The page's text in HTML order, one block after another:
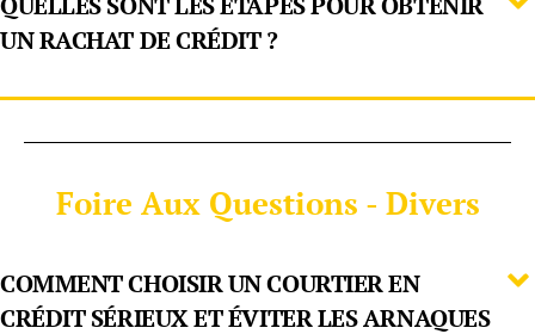
UN RACHAT DE CRÉDIT ?
Foire Aux Questions - Divers
COMMENT CHOISIR UN COURTIER EN
CRÉDIT SÉRIEUX ET ÉVITER LES ARNAQUES